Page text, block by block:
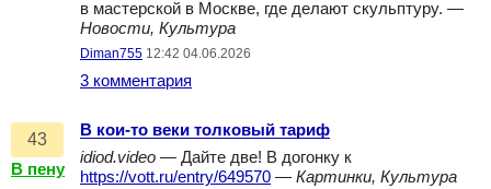
в мастерской в Москве, где делают скульптуру. —
Новости, Культура
Diman755 12:42 04.06.2026
3 комментария
43
В пену
В кои-то веки толковый тариф
idiod.video — Дайте две! В догонку к
https://vott.ru/entry/649570 — Картинки, Культура